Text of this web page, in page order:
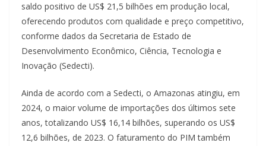
saldo positivo de US$ 21,5 bilhões em produção local,
oferecendo produtos com qualidade e preço competitivo,
conforme dados da Secretaria de Estado de
Desenvolvimento Econômico, Ciência, Tecnologia e
Inovação (Sedecti).
Ainda de acordo com a Sedecti, o Amazonas atingiu, em
2024, o maior volume de importações dos últimos sete
anos, totalizando US$ 16,14 bilhões, superando os US$
12,6 bilhões, de 2023. O faturamento do PIM também